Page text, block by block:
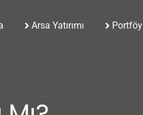
Arsa Yatırımı Portföy